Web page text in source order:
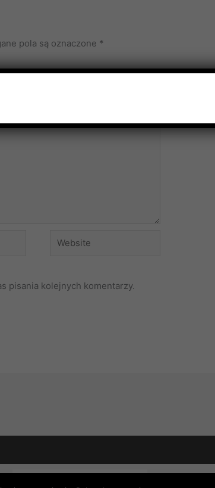
pola są oznaczone *
Website
pisania kolejnych komentarzy.